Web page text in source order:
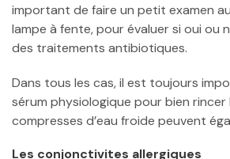
important de faire un petit examen
lampe à fente, pour évaluer si oui ou
des traitements antibiotiques.
Dans tous les cas, il est toujours
sérum physiologique pour bien rincer
compresses d’eau froide peuvent
Les conjonctivites allergiques